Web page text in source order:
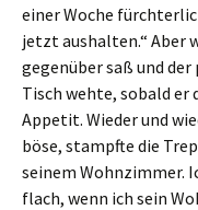
einer Woche
jetzt aushalten.“ Aber
gegenüber saß und
Tisch wehte, sobald er
Appetit. Wieder und
böse, stampfte die
seinem Wohnzimmer.
flach, wenn ich sein